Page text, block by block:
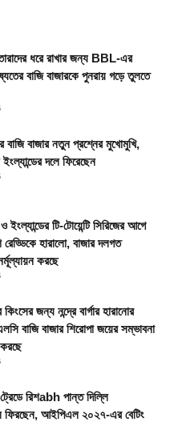
ধরে রাখার জন্য BBL-এর
বাজি বাজারকে পুনরায় গড়ে তুলতে
বাজি বাজার নতুন প্রশ্নের মুখোমুখি,
দলে ফিরেছেন
ইংল্যান্ডের টি-টোয়েন্টি সিরিজের আগে
রেড্ডিকে হারালো, বাজার দলগত
করছে
কিংসের জন্য নন্দ্রে বার্গার হারানোর
বাজি বাজার শিরোপা জয়ের সম্ভাবনা
রিশabh পান্ত দিল্লি
ফিরছেন, আইপিএল ২০২৭-এর বেটিং